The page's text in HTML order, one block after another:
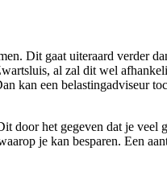
Dit gaat uiteraard verder
al zal dit wel
kan een belastingadviseur
door het gegeven dat je veel
je kan besparen. Een